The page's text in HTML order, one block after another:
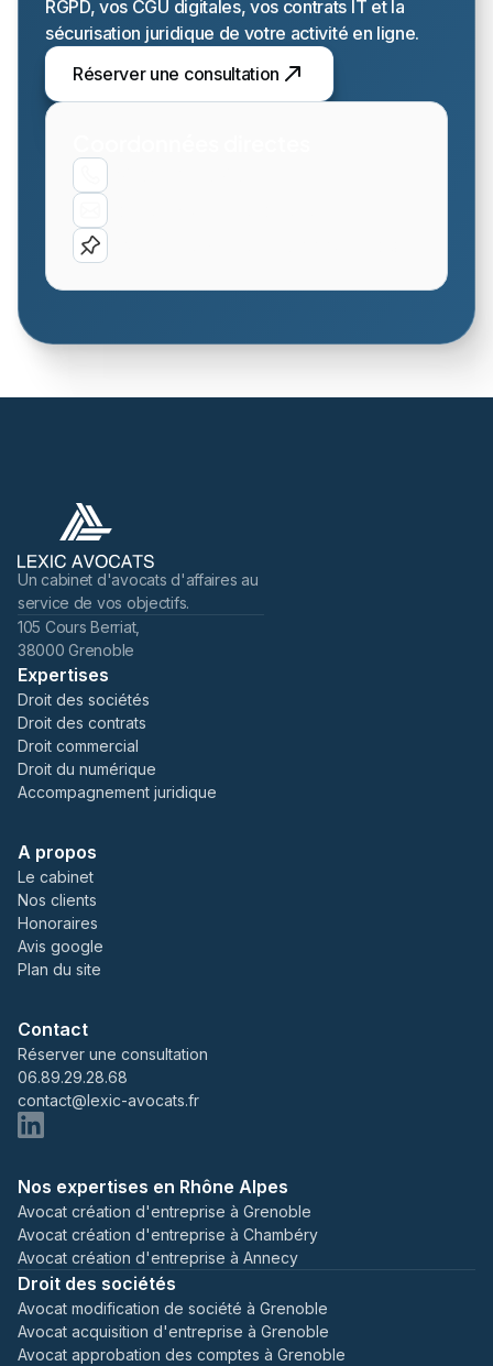
RGPD, vos CGU digitales, vos contrats IT et la
sécurisation juridique de votre activité en ligne.
Réserver une consultation
Un cabinet d'avocats d'affaires au
service de vos objectifs.
105 Cours Berriat,
38000 Grenoble
Expertises
Droit des sociétés
Droit des contrats
Droit commercial
Droit du numérique
Accompagnement juridique
A propos
Le cabinet
Nos clients
Honoraires
Avis google
Plan du site
Contact
Réserver une consultation
06.89.29.28.68
contact@lexic-avocats.fr
Nos expertises en Rhône Alpes
Avocat création d'entreprise à Grenoble
Avocat création d'entreprise à Chambéry
Avocat création d'entreprise à Annecy
Droit des sociétés
Avocat modification de société à Grenoble
Avocat acquisition d'entreprise à Grenoble
Avocat approbation des comptes à Grenoble